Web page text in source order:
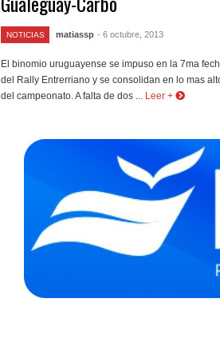
NOTICIAS matiassp - 6 octubre, 2013
El binomio uruguayense se impuso en la 7ma
del Rally Entrerriano y se consolidan en lo mas
del campeonato. A falta de dos ...
Leer +